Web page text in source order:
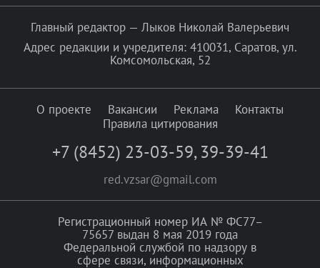
Главный редактор — Лыков Николай Валерьевич
Адрес редакции и учредителя: 410031, Саратов, ул.
Комсомольская, 52
О проекте Вакансии Реклама
Контакты
Правила цитирования
+7 (8452) 23-03-59, 39-39-41
red.vzsar@gmail.com
Регистрационный номер ИА № ФС77–
75657 выдан 8 мая 2019 года
Федеральной службой по надзору в
сфере связи, информационных